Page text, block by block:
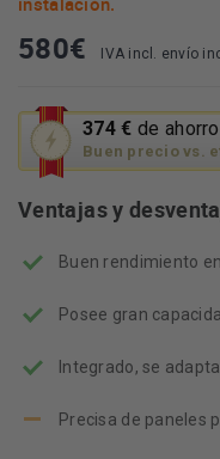
580€ IVA incl. envío
374 € de
Buen precio vs.
Esta
acción
abrirá
herramienta
ahorro
Youreko.
Ventajas y
Buen rendimiento
Posee gran
Integrado, se
Precisa de paneles